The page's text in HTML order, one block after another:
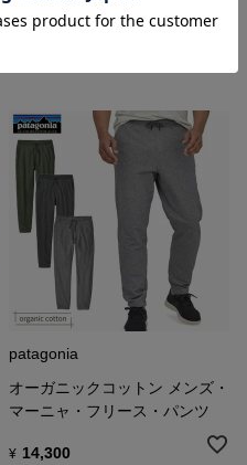
ッガーズ・アノラック
patagonia
オーガニックコットン メンズ・
マーニャ・フリース・パンツ
¥ 14,300